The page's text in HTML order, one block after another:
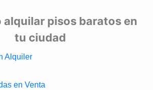
alquilar pisos baratos en
tu ciudad
Alquiler
en Venta